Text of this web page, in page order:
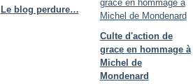
Le blog perdure…
Culte d'action de
grace en hommage à
Michel de
Mondenard